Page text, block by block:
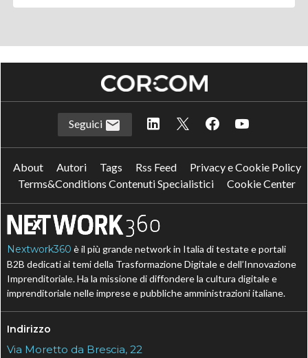
Seguici
About Autori Tags Rss Feed
Privacy e Cookie Policy
Terms&Conditions Contenuti Specialistici
Cookie Center
Nextwork360 è il più grande network in Italia di testate e portali
B2B dedicati ai temi della Trasformazione Digitale e dell’Innovazione
Imprenditoriale. Ha la missione di diffondere la cultura digitale e
imprenditoriale nelle imprese e pubbliche amministrazioni italiane.
Indirizzo
Via Moretto da Brescia, 22